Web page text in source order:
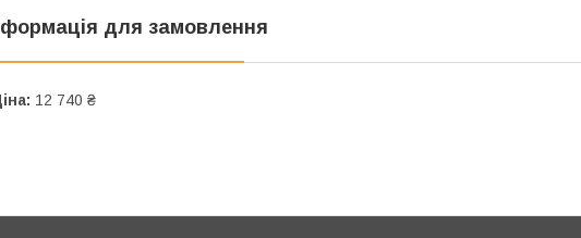
для замовлення
12 740 ₴